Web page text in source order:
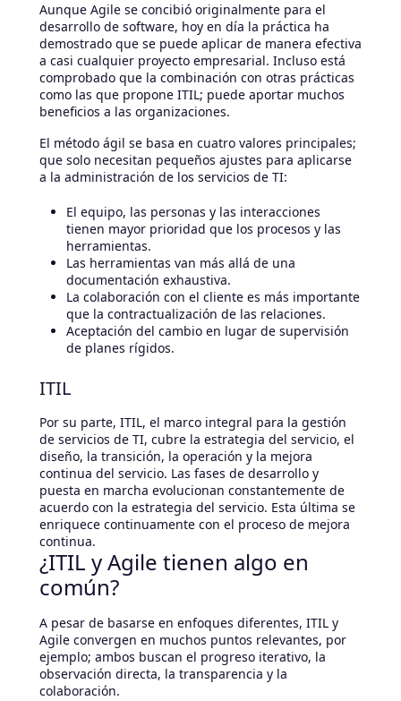
Aunque Agile se concibió originalmente para el
desarrollo de software, hoy en día la práctica ha
demostrado que se puede aplicar de manera efectiva
a casi cualquier proyecto empresarial. Incluso está
comprobado que la combinación con otras prácticas
como las que propone ITIL; puede aportar muchos
beneficios a las organizaciones.
El método ágil se basa en cuatro valores principales;
que solo necesitan pequeños ajustes para aplicarse
a la administración de los servicios de TI:
El equipo, las personas y las interacciones
tienen mayor prioridad que los procesos y las
herramientas.
Las herramientas van más allá de una
documentación exhaustiva.
La colaboración con el cliente es más importante
que la contractualización de las relaciones.
Aceptación del cambio en lugar de supervisión
de planes rígidos.
ITIL
Por su parte, ITIL, el marco integral para la gestión
de servicios de TI, cubre la estrategia del servicio, el
diseño, la transición, la operación y la mejora
continua del servicio. Las fases de desarrollo y
puesta en marcha evolucionan constantemente de
acuerdo con la estrategia del servicio. Esta última se
enriquece continuamente con el proceso de mejora
continua.
¿ITIL y Agile tienen algo en
común?
A pesar de basarse en enfoques diferentes, ITIL y
Agile convergen en muchos puntos relevantes, por
ejemplo; ambos buscan el progreso iterativo, la
observación directa, la transparencia y la
colaboración.